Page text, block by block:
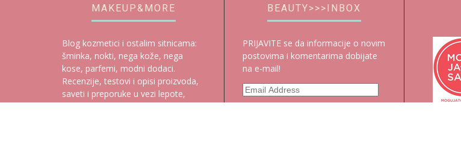
MAKEUP&MORE
Blog kozmetici i ostalim sitnicama:
šminka, nokti, nega kože, nega
kose, parfemi, modni dodaci.
Recenzije, testovi i opisi proizvoda,
saveti i preporuke u vezi lepote,
BEAUTY>>>INBOX
PRIJAVITE se da informacije o novim
postovima i komentarima dobijate
na e-mail!
Email
Address